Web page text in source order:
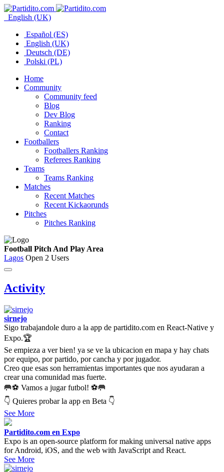
English (UK)
Español (ES)
English (UK)
Deutsch (DE)
Polski (PL)
Home
Community
Community feed
Blog
Dev Blog
Ranking
Contact
Footballers
Footballers Ranking
Referees Ranking
Teams
Teams Ranking
Matches
Recent Matches
Recent Kickaorunds
Pitches
Pitches Ranking
Football Pitch And Play Area
Lagos Open 2 Users
Activity
sirnejo
Sigo trabajandole duro a la app de partidito.com en React-Native y
Expo.🏆
Se empieza a ver bien! ya se ve la ubicacion en mapa y hay chats
por equipo, por partido, por cancha y por jugador.
Creo que esas son herramientas importantes que nos ayudaran a
crear una comunidad mas fuerte.
🥅⚽ Vamos a jugar futbol! ⚽🥅
👇 Quieres probar la app en Beta 👇
See More
Partidito.com en Expo
Expo is an open-source platform for making universal native apps
for Android, iOS, and the web with JavaScript and React.
See More